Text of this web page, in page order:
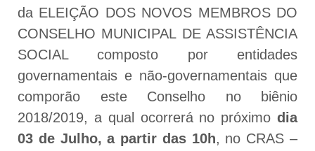
da ELEIÇÃO DOS NOVOS MEMBROS DO
CONSELHO MUNICIPAL DE ASSISTÊNCIA
SOCIAL composto por entidades
governamentais e não-governamentais que
comporão este Conselho no biênio
2018/2019, a qual ocorrerá no próximo dia
03 de Julho, a partir das 10h, no CRAS –